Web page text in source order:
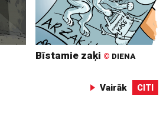
Bīstamie zaķi © DIENA
Vairāk CITI